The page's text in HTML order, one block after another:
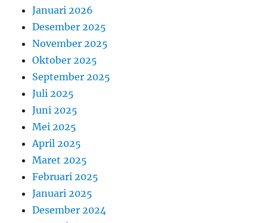
Januari 2026
Desember 2025
November 2025
Oktober 2025
September 2025
Juli 2025
Juni 2025
Mei 2025
April 2025
Maret 2025
Februari 2025
Januari 2025
Desember 2024